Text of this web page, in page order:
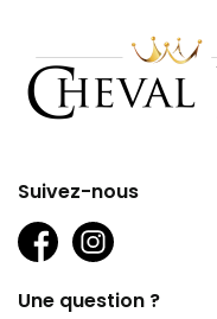
Suivez-nous
Une question ?